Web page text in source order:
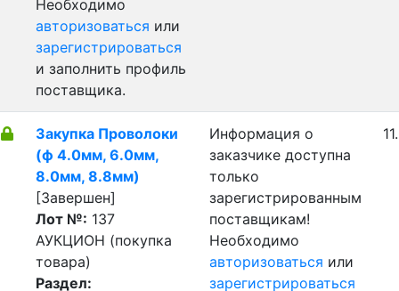
Необходимо
авторизоваться или
зарегистрироваться
и заполнить профиль
поставщика.
Закупка Проволоки
(ф 4.0мм, 6.0мм,
8.0мм, 8.8мм)
[Завершен]
Лот №: 137
АУКЦИОН (покупка
товара)
Раздел:
Информация о
заказчике доступна
только
зарегистрированным
поставщикам!
Необходимо
авторизоваться или
зарегистрироваться